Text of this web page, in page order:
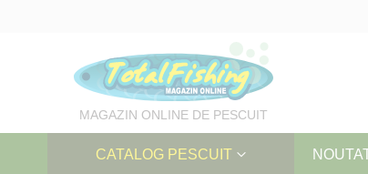
MAGAZIN ONLINE DE PESCUIT
CATALOG PESCUIT